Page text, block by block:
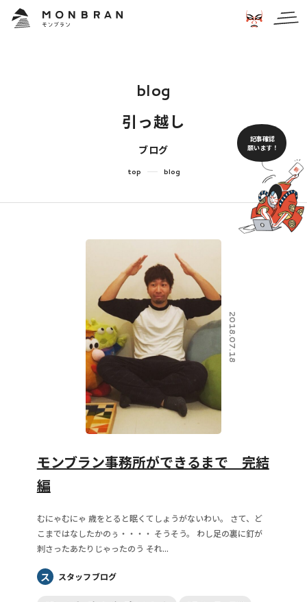
blog
引 っ越し
ブログ
top blog
記事確認
願います！
2018.07.18
モンブラン事務所ができるまで 完結
編
むにゃむにゃ 歳をとると眠くてしょうがないわい。 さて、ど
こまではなしたかのぅ・・・・ そうそう。 わし足の裏に釘が
刺さったあたりじゃったのう それ...
ス スタッフブログ